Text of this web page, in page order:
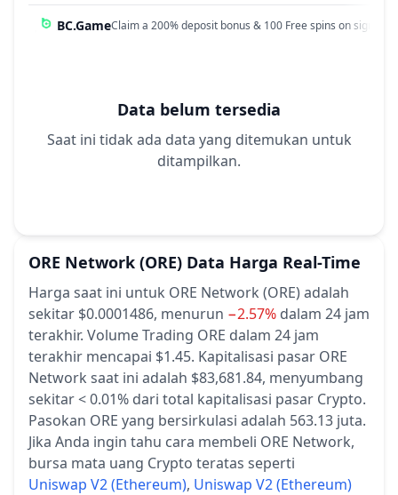
BC.GameClaim a 200% deposit bonus & 100 Free spins on sign up!
Data belum tersedia
Saat ini tidak ada data yang ditemukan untuk
ditampilkan.
ORE Network (ORE) Data Harga Real-Time
Harga saat ini untuk ORE Network (ORE) adalah
sekitar $0.0001486, menurun −2.57% dalam 24 jam
terakhir. Volume Trading ORE dalam 24 jam
terakhir mencapai $1.45. Kapitalisasi pasar ORE
Network saat ini adalah $83,681.84, menyumbang
sekitar < 0.01% dari total kapitalisasi pasar Crypto.
Pasokan ORE yang bersirkulasi adalah 563.13 juta.
Jika Anda ingin tahu cara membeli ORE Network,
bursa mata uang Crypto teratas seperti
Uniswap V2 (Ethereum), Uniswap V2 (Ethereum)